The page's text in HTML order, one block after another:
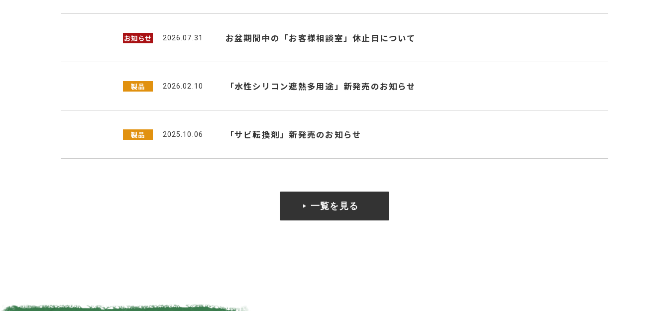
お知らせ 2026.07.31 お盆期間中の「お客様相談室」休止日について
製品 2026.02.10 「水性シリコン遮熱多用途」新発売のお知らせ
製品 2025.10.06 「サビ転換剤」新発売のお知らせ
一覧を見る